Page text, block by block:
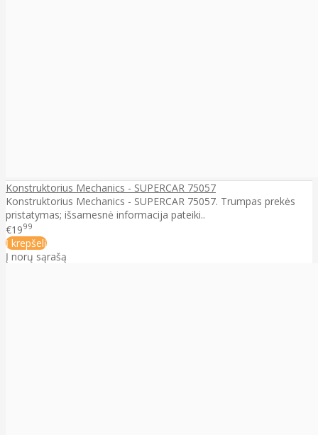
Konstruktorius Mechanics - SUPERCAR 75057
Konstruktorius Mechanics - SUPERCAR 75057. Trumpas prekės
pristatymas; išsamesnė informacija pateiki..
€1999
Į krepšelį
Į norų sąrašą